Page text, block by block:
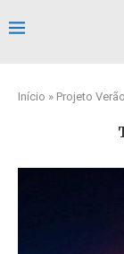
Início » Projeto Verão